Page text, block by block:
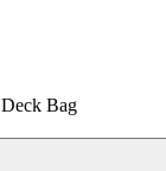
Bag